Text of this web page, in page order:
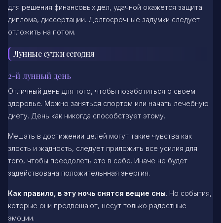
для решения финансовых дел, удачной окажется защита
диплома, диссертации. Долгосрочные задумки следует
отложить на потом.
Лунные сутки сегодня
2-й лунный день
Отличный день для того, чтобы позаботиться о своем
здоровье. Можно заняться спортом или начать лечебную
диету. День как никогда способствует этому.
Мешать в достижении целей могут такие чувства как
злость и жадность, следует приложить все усилия для
того, чтобы преодолеть это в себе. Иначе не будет
задействована положительнная энергия.
Как правило, в эту ночь снятся вещие сны. Но события,
которые они предвещают, несут только радостные
эмоции.